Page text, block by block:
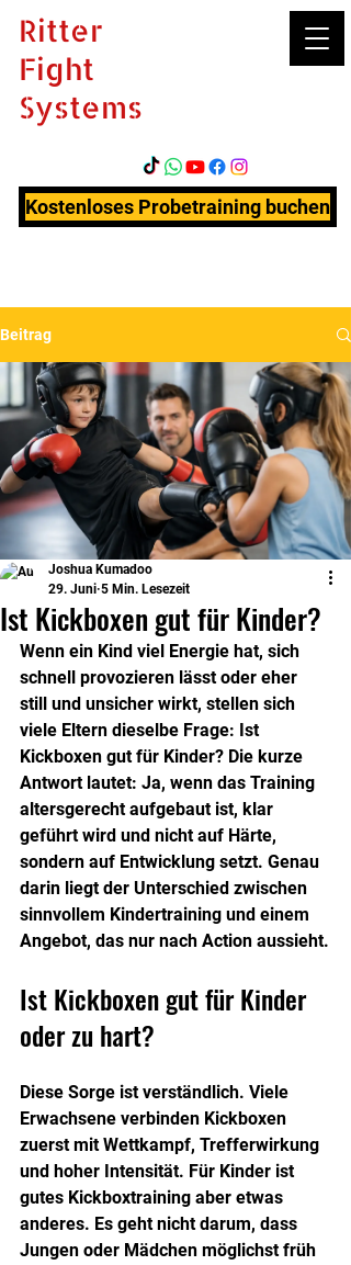
Ritter
Fight
Systems
Kostenloses Probetraining buchen
Beitrag
Ist Kickboxen gut für Kinder?
Joshua Kumadoo
29. Juni 5 Min. Lesezeit
Wenn ein Kind viel Energie hat, sich
schnell provozieren lässt oder eher
still und unsicher wirkt, stellen sich
viele Eltern dieselbe Frage: Ist
Kickboxen gut für Kinder? Die kurze
Antwort lautet: Ja, wenn das Training
altersgerecht aufgebaut ist, klar
geführt wird und nicht auf Härte,
sondern auf Entwicklung setzt. Genau
darin liegt der Unterschied zwischen
sinnvollem Kindertraining und einem
Angebot, das nur nach Action aussieht.
Ist Kickboxen gut für Kinder
oder zu hart?
Diese Sorge ist verständlich. Viele
Erwachsene verbinden Kickboxen
zuerst mit Wettkampf, Trefferwirkung
und hoher Intensität. Für Kinder ist
gutes Kickboxtraining aber etwas
anderes. Es geht nicht darum, dass
Jungen oder Mädchen möglichst früh